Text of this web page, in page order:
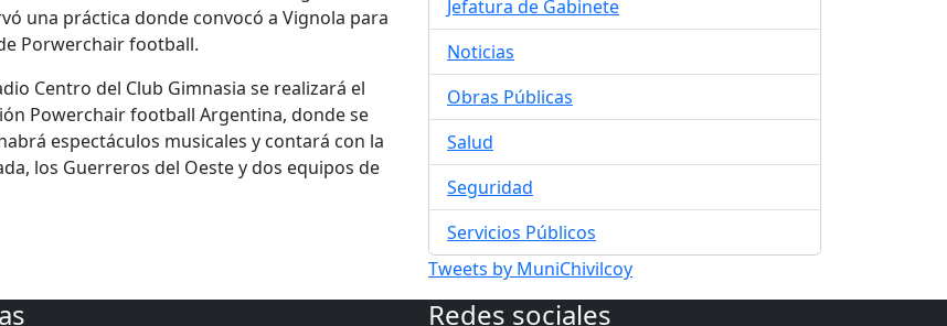
una práctica donde convocó a Vignola para
Porwerchair football.
Centro del Club Gimnasia se realizará el
Powerchair football Argentina, donde se
espectáculos musicales y contará con la
los Guerreros del Oeste y dos equipos de
Jefatura de Gabinete
Noticias
Obras Públicas
Salud
Seguridad
Servicios Públicos
Tweets by MuniChivilcoy
Redes sociales